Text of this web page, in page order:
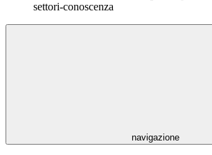
settori-conoscenza
navigazione